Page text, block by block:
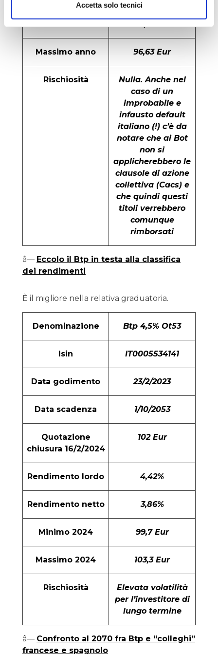
Accetta solo tecnici
Massimo anno 96,63 Eur
Rischiosità
Nulla. Anche nel
caso di un
improbabile e
infausto default
italiano (!) c’è da
notare che ai Bot
non si
applicherebbero le
clausole di azione
collettiva (Cacs) e
che quindi questi
titoli verrebbero
comunque
rimborsati
â— Eccolo il Btp in testa alla classifica
dei rendimenti
È il migliore nella relativa graduatoria.
Denominazione Btp 4,5% Ot53
Isin IT0005534141
Data godimento 23/2/2023
Data scadenza 1/10/2053
Quotazione
chiusura 16/2/2024
102 Eur
Rendimento lordo 4,42%
Rendimento netto 3,86%
Minimo 2024 99,7 Eur
Massimo 2024 103,3 Eur
Rischiosità
Elevata volatilità
per l’investitore di
lungo termine
â— Confronto al 2070 fra Btp e “colleghi”
francese e spagnolo